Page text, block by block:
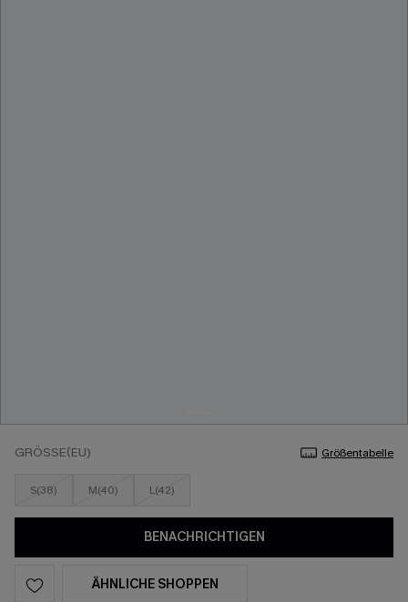
GRÖSSE(EU) Größentabelle
S(38) M(40) L(42)
BENACHRICHTIGEN
ÄHNLICHE SHOPPEN